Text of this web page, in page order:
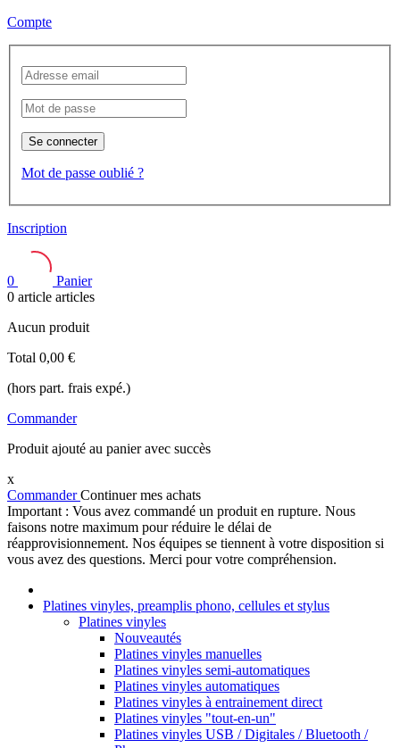
Compte
Se connecter
Mot de passe oublié ?
Inscription
0
Panier
0 article articles
Aucun produit
Total 0,00 €
(hors part. frais expé.)
Commander
Produit ajouté au panier avec succès
x
CommanderContinuer mes achats
Important : Vous avez commandé un produit en rupture. Nous
faisons notre maximum pour réduire le délai de
réapprovisionnement. Nos équipes se tiennent à votre disposition si
vous avez des questions. Merci pour votre compréhension.
Platines vinyles, preamplis phono, cellules et stylus
Platines vinyles
Nouveautés
Platines vinyles manuelles
Platines vinyles semi-automatiques
Platines vinyles automatiques
Platines vinyles à entrainement direct
Platines vinyles "tout-en-un"
Platines vinyles USB / Digitales / Bluetooth /